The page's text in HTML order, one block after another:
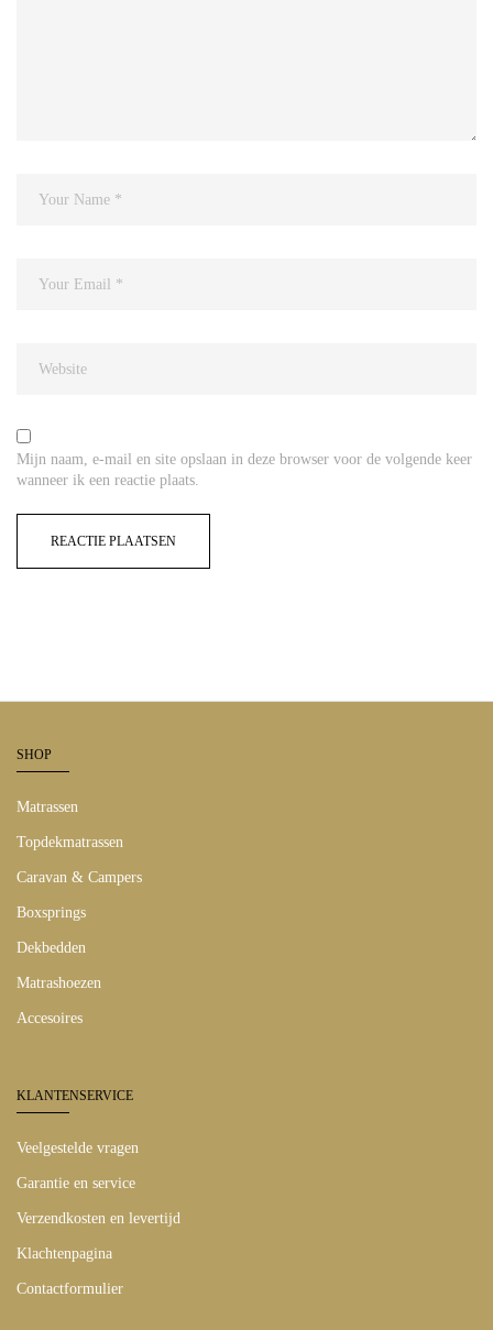
Mijn naam, e-mail en site opslaan in deze browser voor de volgende keer
wanneer ik een reactie plaats.
SHOP
Matrassen
Topdekmatrassen
Caravan & Campers
Boxsprings
Dekbedden
Matrashoezen
Accesoires
KLANTENSERVICE
Veelgestelde vragen
Garantie en service
Verzendkosten en levertijd
Klachtenpagina
Contactformulier